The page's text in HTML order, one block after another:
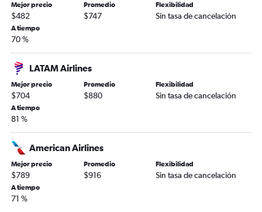
Mejor precio
$482
Promedio
$747
Flexibilidad
Sin tasa de cancelación
A tiempo
70 %
LATAM Airlines
Mejor precio
$704
Promedio
$880
Flexibilidad
Sin tasa de cancelación
A tiempo
81 %
American Airlines
Mejor precio
$789
Promedio
$916
Flexibilidad
Sin tasa de cancelación
A tiempo
71 %